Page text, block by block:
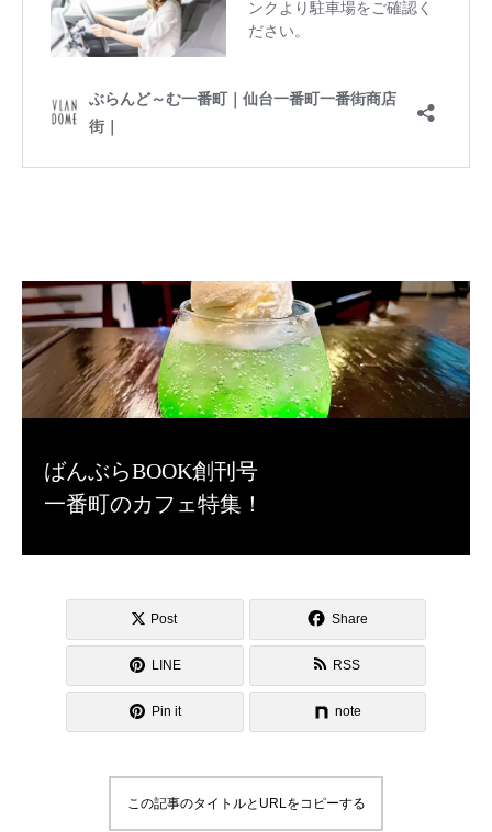
ばんぶらBOOK創刊号
一番町のカフェ特集！
Post Share
LINE RSS
Pin it note
この記事のタイトルとURLをコピーする